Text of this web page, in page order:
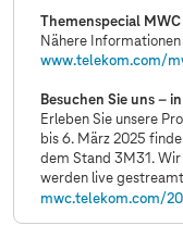
Themenspecial MWC
Nähere
www.telekom.com/
Besuchen Sie uns –
Erleben Sie unsere
bis 6. März 2025
dem Stand 3M31. Wir
werden live
mwc.telekom.com/